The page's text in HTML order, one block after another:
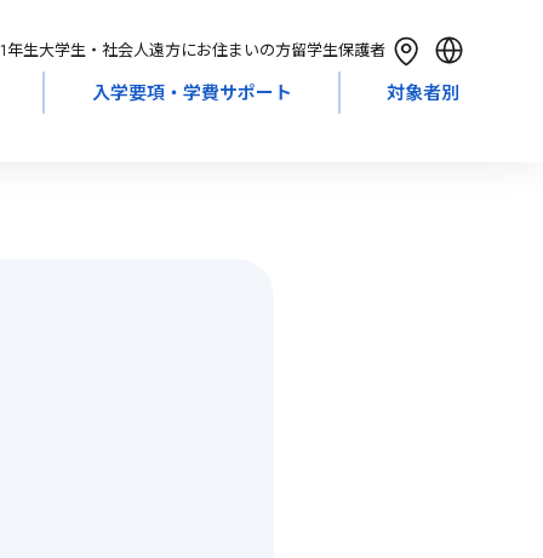
年生大学生・社会人遠方にお住まいの方留学生保護者
English
入学要項・学費サポート 対象者別